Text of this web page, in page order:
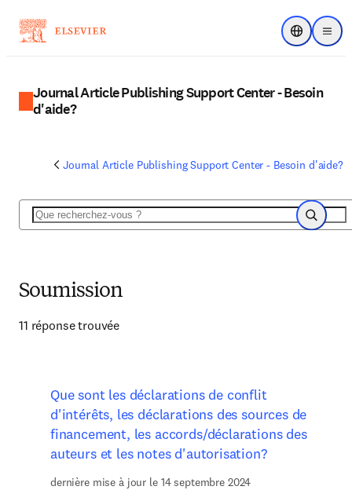
Menu
Choose
Journal Article Publishing Support Center - Besoin
d'aide?
Journal Article Publishing Support Center - Besoin d'aide?
Rechercher
Soumission
11 réponse trouvée
Que sont les déclarations de conflit
d'intérêts, les déclarations des sources de
financement, les accords/déclarations des
auteurs et les notes d'autorisation?
dernière mise à jour le 14 septembre 2024